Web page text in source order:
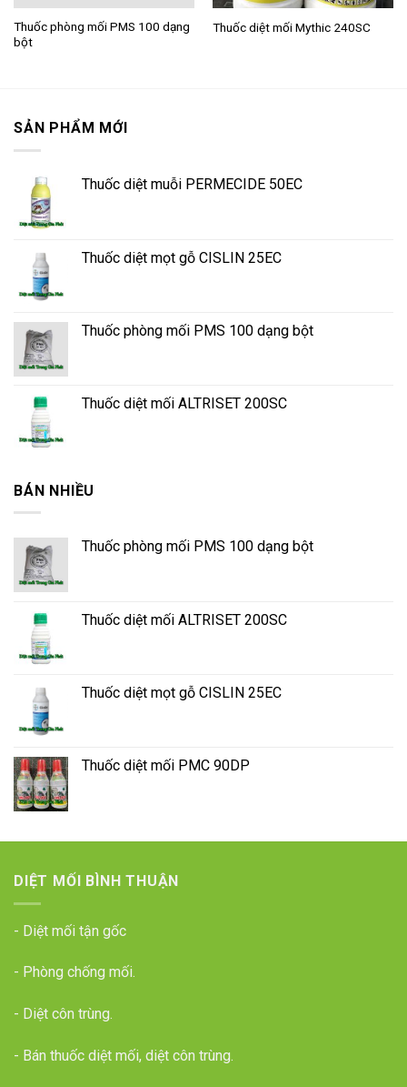
Thuốc phòng mối PMS 100 dạng
bột
Thuốc diệt mối Mythic 240SC
SẢN PHẨM MỚI
Thuốc diệt muỗi PERMECIDE 50EC
Thuốc diệt mọt gỗ CISLIN 25EC
Thuốc phòng mối PMS 100 dạng bột
Thuốc diệt mối ALTRISET 200SC
BÁN NHIỀU
Thuốc phòng mối PMS 100 dạng bột
Thuốc diệt mối ALTRISET 200SC
Thuốc diệt mọt gỗ CISLIN 25EC
Thuốc diệt mối PMC 90DP
DIỆT MỐI BÌNH THUẬN
- Diệt mối tận gốc
- Phòng chống mối.
- Diệt côn trùng.
- Bán thuốc diệt mối, diệt côn trùng.